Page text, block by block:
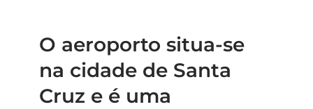
O aeroporto situa-se
na cidade de Santa
Cruz e é uma